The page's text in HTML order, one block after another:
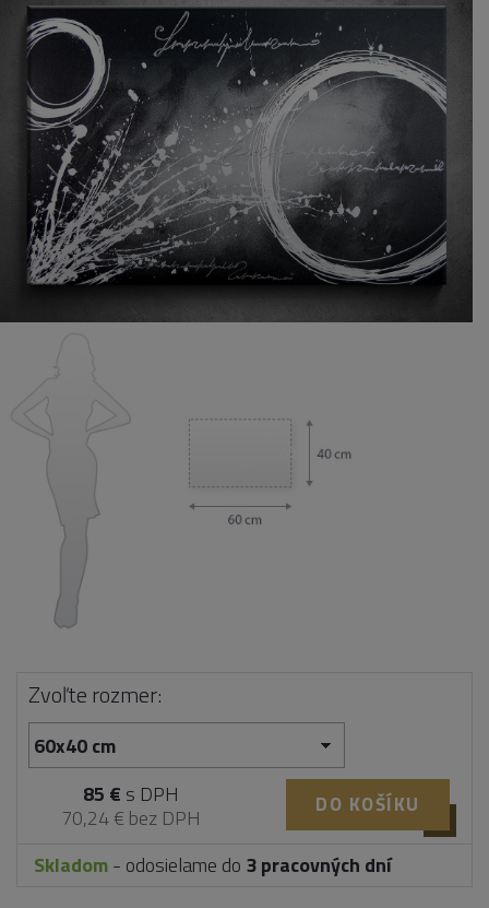
Zvoľte rozmer:
85 € s DPH
70,24 € bez DPH
DO KOŠÍKU
Skladom- odosielame do 3 pracovných dní